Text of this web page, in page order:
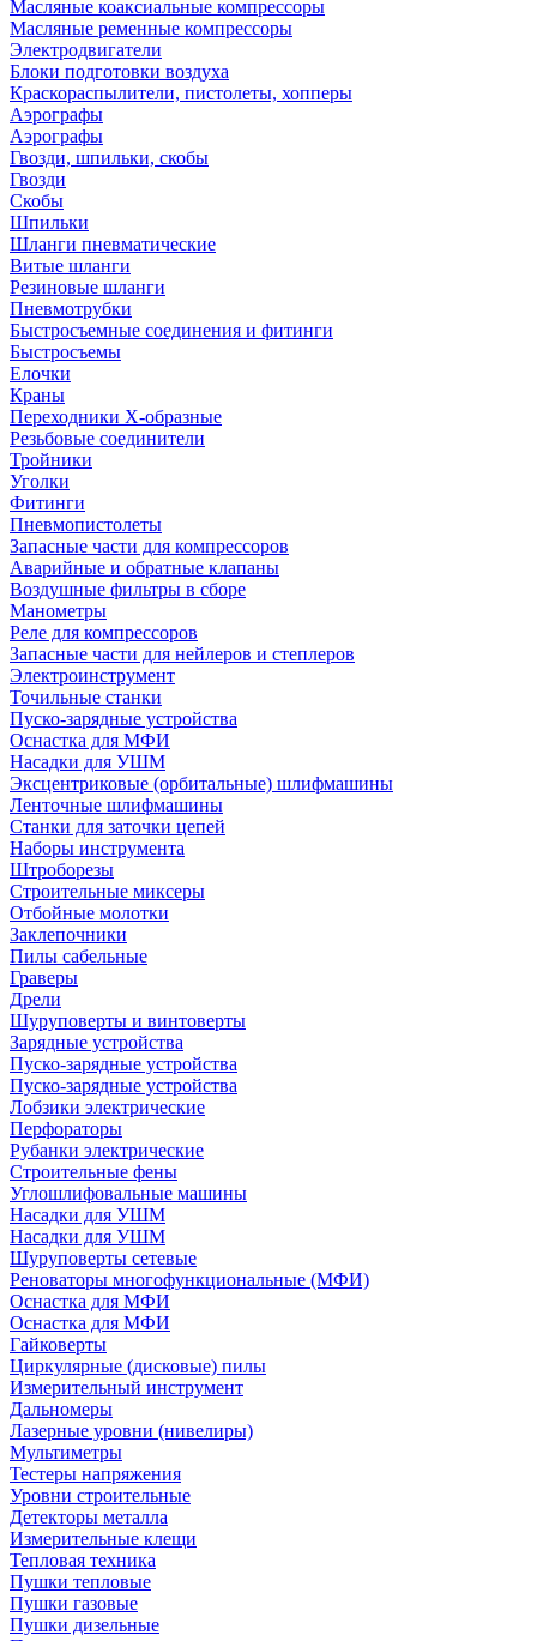
Масляные коаксиальные компрессоры
Масляные ременные компрессоры
Электродвигатели
Блоки подготовки воздуха
Краскораспылители, пистолеты, хопперы
Аэрографы
Аэрографы
Гвозди, шпильки, скобы
Гвозди
Скобы
Шпильки
Шланги пневматические
Витые шланги
Резиновые шланги
Пневмотрубки
Быстросъемные соединения и фитинги
Быстросъемы
Елочки
Краны
Переходники Х-образные
Резьбовые соединители
Тройники
Уголки
Фитинги
Пневмопистолеты
Запасные части для компрессоров
Аварийные и обратные клапаны
Воздушные фильтры в сборе
Манометры
Реле для компрессоров
Запасные части для нейлеров и степлеров
Электроинструмент
Точильные станки
Пуско-зарядные устройства
Оснастка для МФИ
Насадки для УШМ
Эксцентриковые (орбитальные) шлифмашины
Ленточные шлифмашины
Станки для заточки цепей
Наборы инструмента
Штроборезы
Строительные миксеры
Отбойные молотки
Заклепочники
Пилы сабельные
Граверы
Дрели
Шуруповерты и винтоверты
Зарядные устройства
Пуско-зарядные устройства
Пуско-зарядные устройства
Лобзики электрические
Перфораторы
Рубанки электрические
Строительные фены
Углошлифовальные машины
Насадки для УШМ
Насадки для УШМ
Шуруповерты сетевые
Реноваторы многофункциональные (МФИ)
Оснастка для МФИ
Оснастка для МФИ
Гайковерты
Циркулярные (дисковые) пилы
Измерительный инструмент
Дальномеры
Лазерные уровни (нивелиры)
Мультиметры
Тестеры напряжения
Уровни строительные
Детекторы металла
Измерительные клещи
Тепловая техника
Пушки тепловые
Пушки газовые
Пушки дизельные